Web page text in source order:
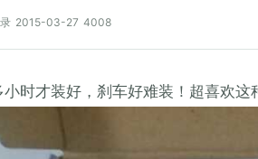
2015-03-27 4008
时才装好，刹车好难装！超喜欢这